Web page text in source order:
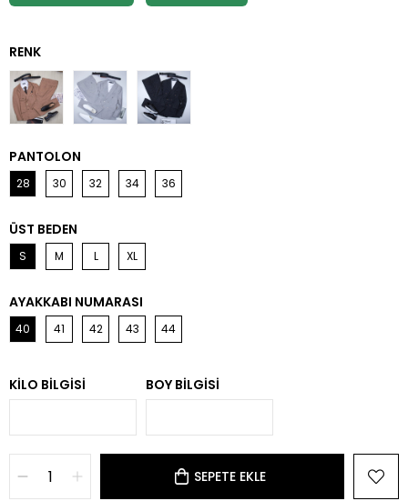
PANTOLON
28 30 32 34 36
ÜST BEDEN
S M L XL
AYAKKABI NUMARASI
40 41 42 43 44
KILO BILGISI BOY BILGISI